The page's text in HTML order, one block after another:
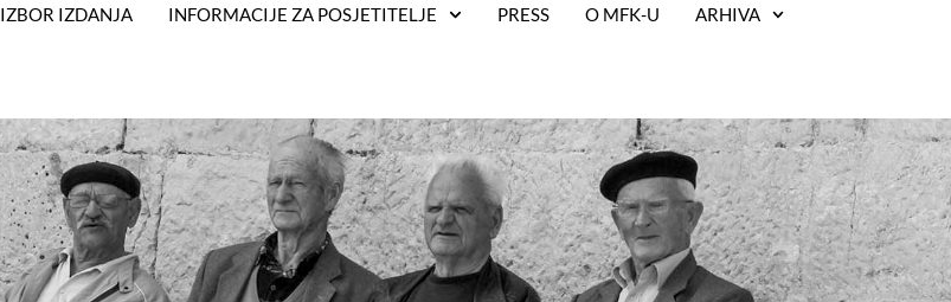
IZBOR IZDANJA INFORMACIJE ZA POSJETITELJE PRESS O MFK-U ARHIVA